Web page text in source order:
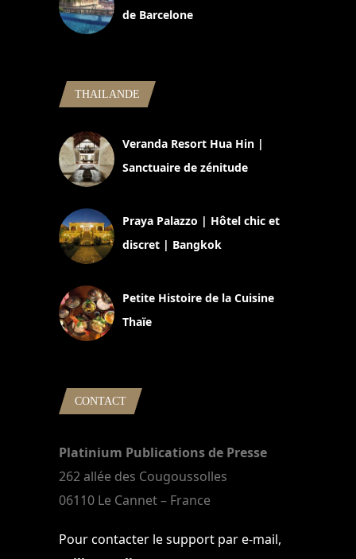
de Barcelone
THAILANDE
Veranda Resort Hua Hin |
Sanctuaire de zénitude
Praya Palazzo | Hôtel chic et
discret | Bangkok
Petite Histoire de la Cuisine
Thaïe
CONTACT
Platinium Publications de Presse
262 allée des Cougoussolles
06110 Le Cannet – France
Pour contacter le support par e-mail,